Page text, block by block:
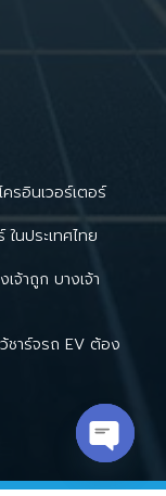
รอินเวอร์เตอร์
ในประเทศไทย
จ้าถูก บางเจ้า
ว้ชาร์จรถ EV ต้อง
Open